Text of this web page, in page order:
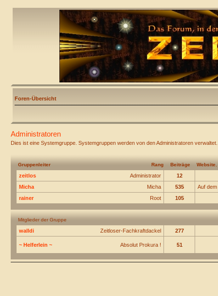
Foren-Übersicht
Administratoren
Dies ist eine Systemgruppe. Systemgruppen werden von den Administratoren verwaltet.
Rang
Gruppenleiter Beiträge Website
Administrator
zeitlos
12
Micha
Micha 535
Auf
Root
rainer 105
Mitglieder der Gruppe
Zeitloser-Fachkraftdackel
walldi 277
Absolut Prokura !
~ Helferlein ~ 51